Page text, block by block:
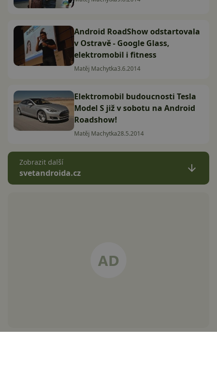
Android RoadShow odstartovala
v Ostravě - Google Glass,
elektromobil i fitness
Matěj Machytka3.6.2014
Elektromobil budoucnosti Tesla
Model S již v sobotu na Android
Roadshow!
Matěj Machytka28.5.2014
Zobrazit další
svetandroida.cz